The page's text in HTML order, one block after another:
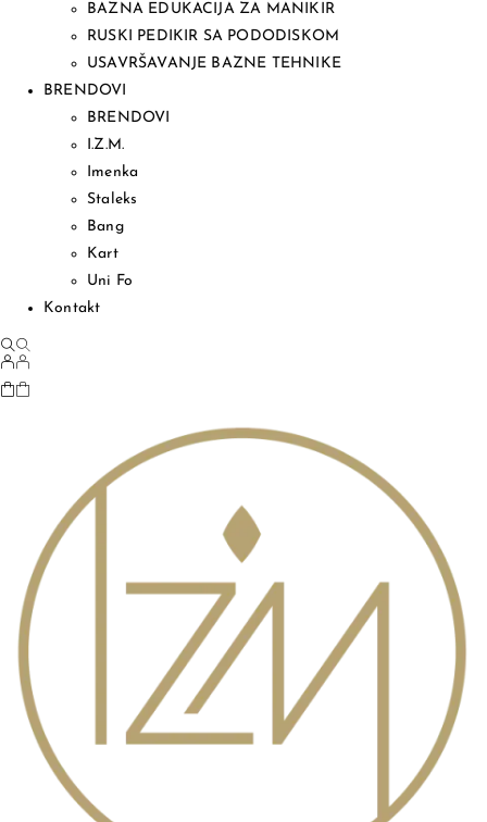
BAZNA EDUKACIJA ZA MANIKIR
RUSKI PEDIKIR SA PODODISKOM
USAVRŠAVANJE BAZNE TEHNIKE
BRENDOVI
BRENDOVI
I.Z.M.
Imenka
Staleks
Bang
Kart
Uni Fo
Kontakt